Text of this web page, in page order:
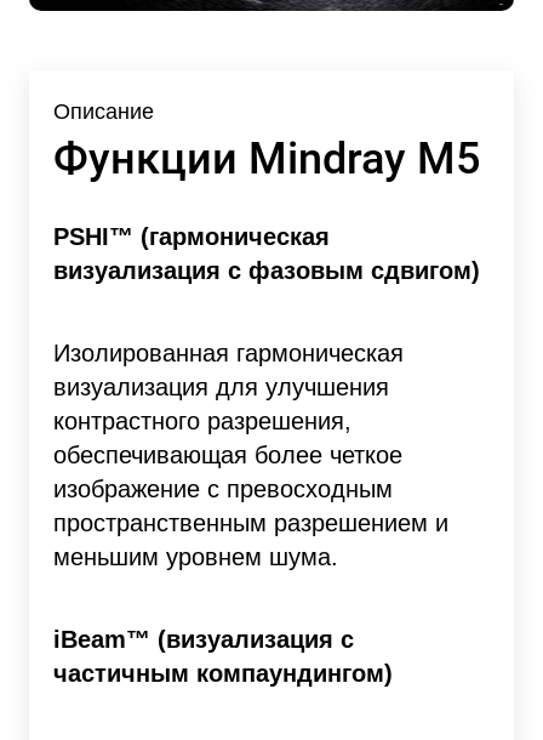
Описание
Функции Mindray M5
PSHI™ (гармоническая
визуализация с фазовым сдвигом)
Изолированная гармоническая
визуализация для улучшения
контрастного разрешения,
обеспечивающая более четкое
изображение с превосходным
пространственным разрешением и
меньшим уровнем шума.
iBeam™ (визуализация с
частичным компаундингом)